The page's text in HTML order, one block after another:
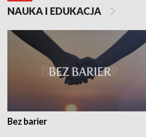
NAUKA I EDUKACJA
Bez barier